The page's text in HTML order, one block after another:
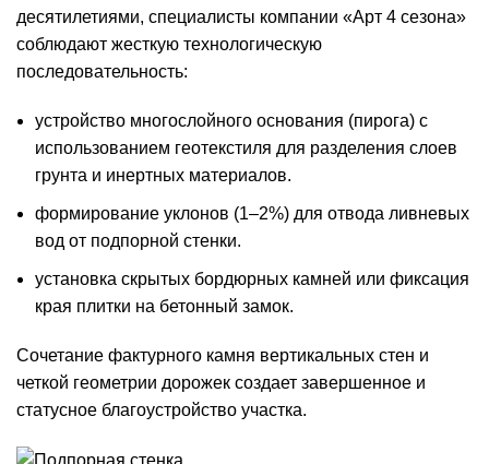
десятилетиями, специалисты компании «Арт 4 сезона»
соблюдают жесткую технологическую
последовательность:
устройство многослойного основания (пирога) с
использованием геотекстиля для разделения слоев
грунта и инертных материалов.
формирование уклонов (1–2%) для отвода ливневых
вод от подпорной стенки.
установка скрытых бордюрных камней или фиксация
края плитки на бетонный замок.
Сочетание фактурного камня вертикальных стен и
четкой геометрии дорожек создает завершенное и
статусное благоустройство участка.